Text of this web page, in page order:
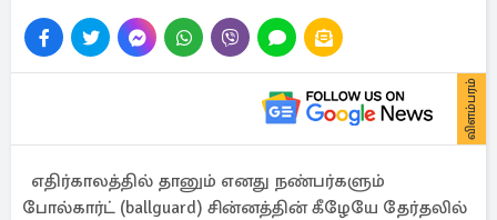
விளம்பரம்
எதிர்காலத்தில் தானும் எனது நண்பர்களும்
போல்கார்ட் (ballguard) சின்னத்தின் கீழேயே தேர்தலில்